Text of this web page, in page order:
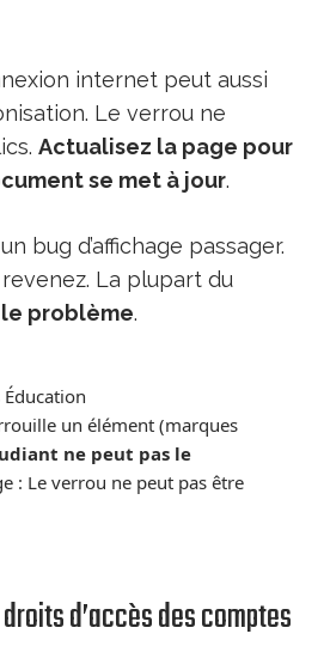
internet peut aussi
Le verrou ne
Actualisez la page pour
se met à jour.
bug d’affichage passager.
La plupart du
problème.
un élément (marques
ne peut pas le
: Le verrou ne peut pas être
d’accès des comptes